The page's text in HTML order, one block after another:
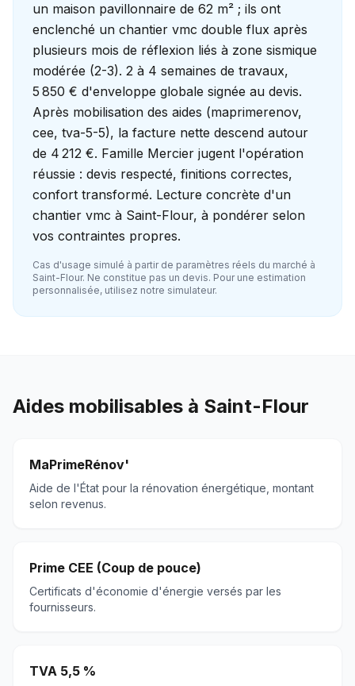
un maison pavillonnaire de 62 m² ; ils ont
enclenché un chantier vmc double flux après
plusieurs mois de réflexion liés à zone sismique
modérée (2-3). 2 à 4 semaines de travaux,
5 850 € d'enveloppe globale signée au devis.
Après mobilisation des aides (maprimerenov,
cee, tva-5-5), la facture nette descend autour
de 4 212 €. Famille Mercier jugent l'opération
réussie : devis respecté, finitions correctes,
confort transformé. Lecture concrète d'un
chantier vmc à Saint-Flour, à pondérer selon
vos contraintes propres.
Cas d'usage simulé à partir de paramètres réels du marché à
Saint-Flour. Ne constitue pas un devis. Pour une estimation
personnalisée, utilisez notre simulateur.
Aides mobilisables à Saint-Flour
MaPrimeRénov'
Aide de l'État pour la rénovation énergétique, montant
selon revenus.
Prime CEE (Coup de pouce)
Certificats d'économie d'énergie versés par les
fournisseurs.
TVA 5,5 %